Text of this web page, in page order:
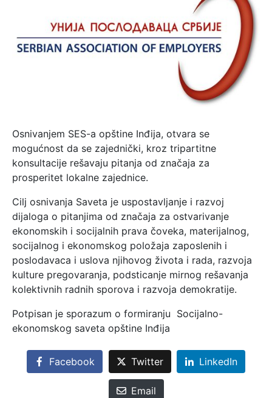
Osnivanjem SES-a opštine Inđija, otvara se
mogućnost da se zajednički, kroz tripartitne
konsultacije rešavaju pitanja od značaja za
prosperitet lokalne zajednice.
Cilj osnivanja Saveta je uspostavljanje i razvoj
dijaloga o pitanjima od značaja za ostvarivanje
ekonomskih i socijalnih prava čoveka, materijalnog,
socijalnog i ekonomskog položaja zaposlenih i
poslodavaca i uslova njihovog života i rada, razvoja
kulture pregovaranja, podsticanje mirnog rešavanja
kolektivnih radnih sporova i razvoja demokratije.
Potpisan je sporazum o formiranju Socijalno-
ekonomskog saveta opštine Inđija
Facebook Twitter LinkedIn
Email